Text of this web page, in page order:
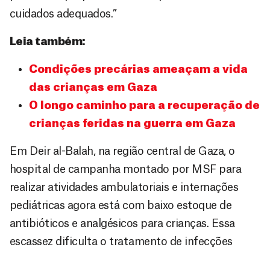
cuidados adequados.”
Leia também:
Condições precárias ameaçam a vida
das crianças em Gaza
O longo caminho para a recuperação de
crianças feridas na guerra em Gaza
Em Deir al-Balah, na região central de Gaza, o
hospital de campanha montado por MSF para
realizar atividades ambulatoriais e internações
pediátricas agora está com baixo estoque de
antibióticos e analgésicos para crianças. Essa
escassez dificulta o tratamento de infecções